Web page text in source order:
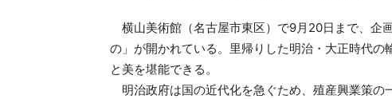
横山美術館（名古屋市東区）で9月20日まで、企
の」が開かれている。里帰りした明治・大正時代
と美を堪能できる。
明治政府は国の近代化を急ぐため、殖産興業策の